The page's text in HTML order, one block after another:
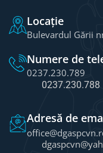
Locație
Bulevardul Gării
Numere de
0237.230.789
0237.230.788
Adresă de